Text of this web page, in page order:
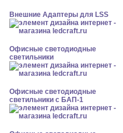
Внешние Адаптеры для LSS
Офисные светодиодные
светильники
Офисные светодиодные
светильники с БАП-1